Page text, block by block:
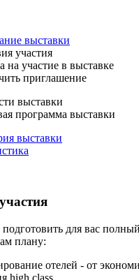
выставки
участия
на участие в выставке
приглашение
выставки
программа выставки
выставки
для вас
плану:
отелей - от
high class